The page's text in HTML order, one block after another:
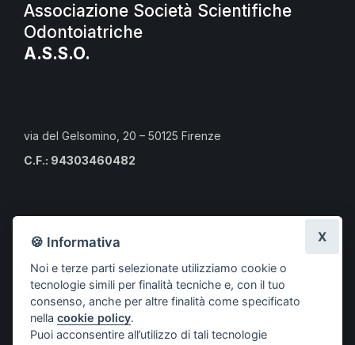
Associazione Società Scientifiche
Odontoiatriche
A.S.S.O.
via del Gelsomino, 20 – 50125 Firenze
C.F.: 94303460482
Risorse per i professionisti
Risorse per i cittadini
Risorse per gli Studenti CLMOPD
A.S.S.O.
🍪 Informativa
Noi e terze parti selezionate utilizziamo cookie o
tecnologie simili per finalità tecniche e, con il tuo
consenso, anche per altre finalità come specificato
nellacookie policy.
Puoi acconsentire all’utilizzo di tali tecnologie
X